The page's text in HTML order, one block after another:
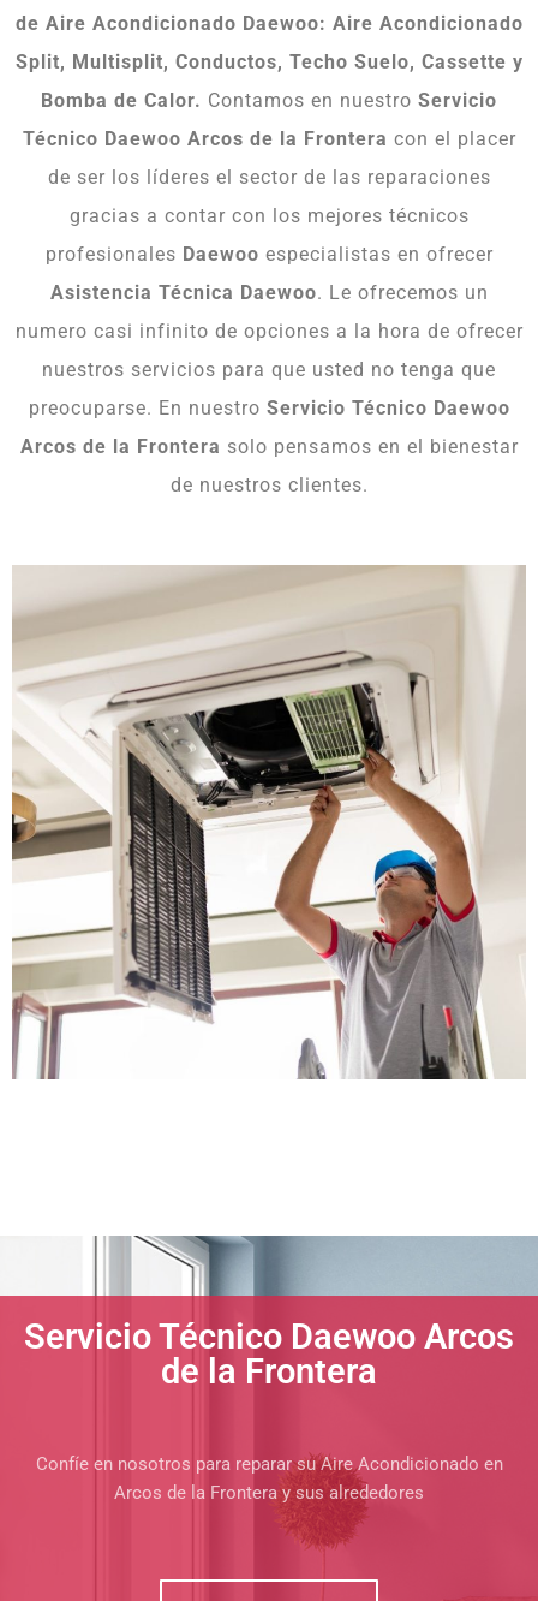
de Aire Acondicionado Daewoo: Aire Acondicionado
Split, Multisplit, Conductos, Techo Suelo, Cassette y
Bomba de Calor. Contamos en nuestro Servicio
Técnico Daewoo Arcos de la Frontera con el placer
de ser los líderes el sector de las reparaciones
gracias a contar con los mejores técnicos
profesionales Daewoo especialistas en ofrecer
Asistencia Técnica Daewoo. Le ofrecemos un
numero casi infinito de opciones a la hora de ofrecer
nuestros servicios para que usted no tenga que
preocuparse. En nuestro Servicio Técnico Daewoo
Arcos de la Frontera solo pensamos en el bienestar
de nuestros clientes.
Servicio Técnico Daewoo Arcos
de la Frontera
Confíe en nosotros para reparar su Aire Acondicionado en
Arcos de la Frontera y sus alrededores